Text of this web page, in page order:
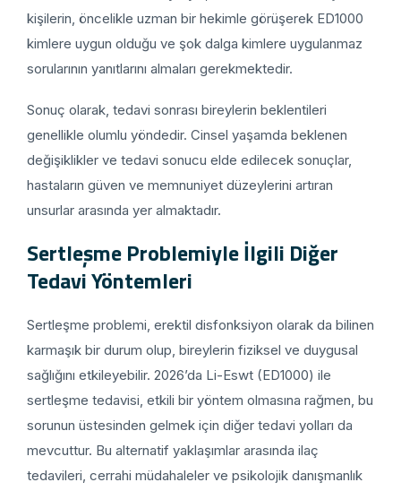
kişilerin, öncelikle uzman bir hekimle görüşerek ED1000
kimlere uygun olduğu ve şok dalga kimlere uygulanmaz
sorularının yanıtlarını almaları gerekmektedir.
Sonuç olarak, tedavi sonrası bireylerin beklentileri
genellikle olumlu yöndedir. Cinsel yaşamda beklenen
değişiklikler ve tedavi sonucu elde edilecek sonuçlar,
hastaların güven ve memnuniyet düzeylerini artıran
unsurlar arasında yer almaktadır.
Sertleşme Problemiyle İlgili Diğer
Tedavi Yöntemleri
Sertleşme problemi, erektil disfonksiyon olarak da bilinen
karmaşık bir durum olup, bireylerin fiziksel ve duygusal
sağlığını etkileyebilir. 2026’da Li-Eswt (ED1000) ile
sertleşme tedavisi, etkili bir yöntem olmasına rağmen, bu
sorunun üstesinden gelmek için diğer tedavi yolları da
mevcuttur. Bu alternatif yaklaşımlar arasında ilaç
tedavileri, cerrahi müdahaleler ve psikolojik danışmanlık